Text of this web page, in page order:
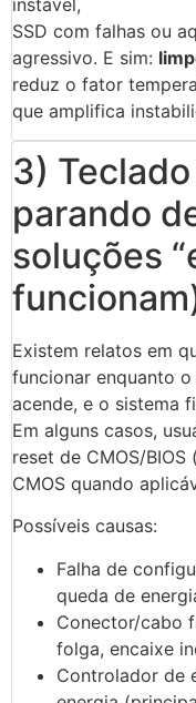
SSD com falhas ou
agressivo. E sim:
reduz o fator
que amplifica
3)
parando
soluções
Existem relatos em
funcionar enquanto
acende, e o sistema
Em alguns casos,
reset de CMOS/
CMOS quando
Possíveis causas:
Falha de
queda de
Conector/cabo
folga, encaixe
Controlador de